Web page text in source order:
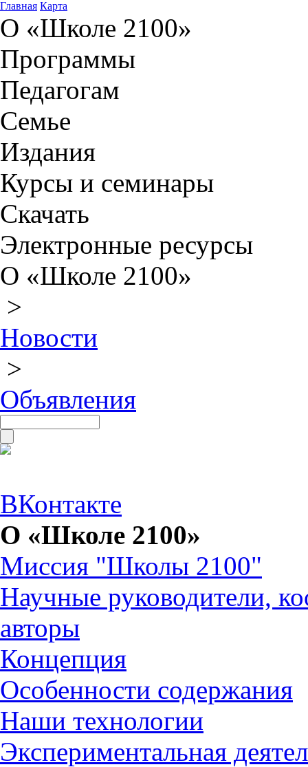
Главная Карта
О «Школе 2100»
Программы
Педагогам
Семье
Издания
Курсы и семинары
Скачать
Электронные ресурсы
О «Школе 2100»
>
Новости
>
Объявления
ВКонтакте
О «Школе 2100»
Миссия "Школы 2100"
Научные руководители,
авторы
Концепция
Особенности содержания
Наши технологии
Экспериментальная